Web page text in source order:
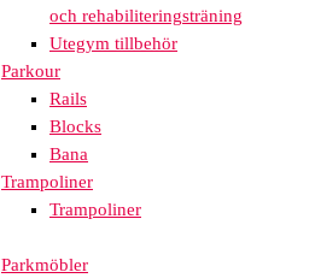
och rehabiliteringsträning
Utegym tillbehör
Parkour
Rails
Blocks
Bana
Trampoliner
Trampoliner
Parkmöbler